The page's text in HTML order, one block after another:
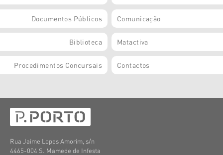
Documentos Públicos Comunicação
Biblioteca Matactiva
Procedimentos Concursais Contactos
Rua Jaime Lopes Amorim, s/n
4465-004 S. Mamede de Infesta